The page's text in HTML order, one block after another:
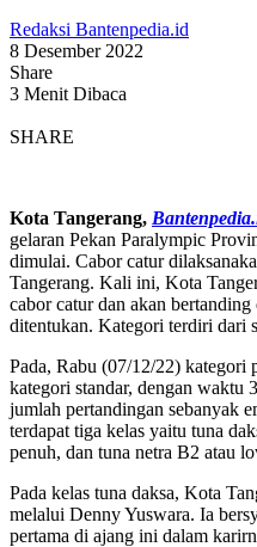
Redaksi Bantenpedia.id
8 Desember 2022
Share
3 Menit Dibaca
SHARE
Kota Tangerang,
gelaran Pekan Paralympic
dimulai. Cabor catur
Tangerang. Kali ini, Kota
cabor catur dan akan
ditentukan. Kategori terdiri dari
Pada, Rabu (07/12/22) kategori
kategori standar, dengan waktu
jumlah pertandingan sebanyak
terdapat tiga kelas yaitu tuna
penuh, dan tuna netra B2 atau
Pada kelas tuna daksa, Kota
melalui Denny Yuswara. Ia
pertama di ajang ini dalam